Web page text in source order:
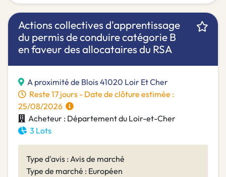
Actions collectives d'apprentissage
du permis de conduire catégorie B
en faveur des allocataires du RSA
A proximité de Blois 41020 Loir Et Cher
Reste 17 jours - Date de clôture estimée :
25/08/2026
Acheteur : Département du Loir-et-Cher
3 Lots
Type d'avis : Avis de marché
Type de marché : Européen